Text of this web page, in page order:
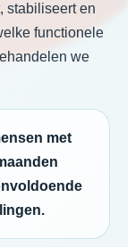
stabiliseert en
functionele
we
met